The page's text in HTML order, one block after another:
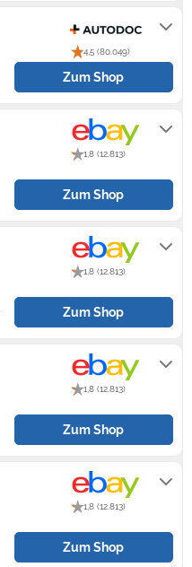
4,5 (80.049)
Zum Shop
1,8 (12.813)
Zum Shop
1,8 (12.813)
Zum Shop
1,8 (12.813)
Zum Shop
1,8 (12.813)
Zum Shop